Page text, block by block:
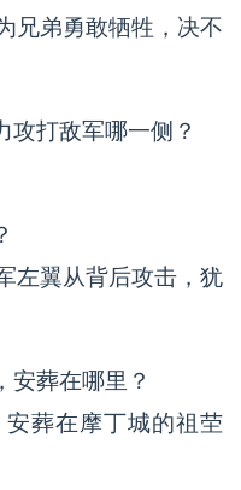
兄弟勇敢牺牲，决不
攻打敌军哪一侧？
左翼从背后攻击，犹
安葬在哪里？
葬在摩丁城的祖茔